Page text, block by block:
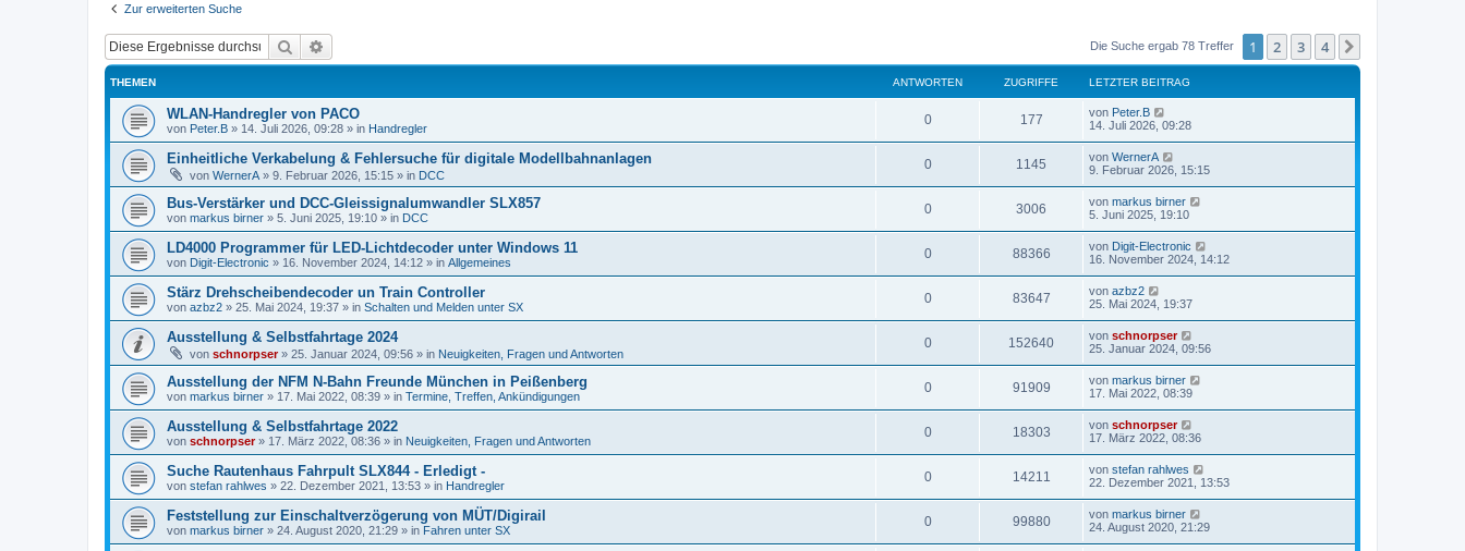
Zur erweiterten Suche
Suche Die Suche ergab 78 Treffer 1 2 3 4
THEMEN ANTWORTEN ZUGRIFFE LETZTER BEITRAG
WLAN-Handregler von PACO
von Peter.B » 14. Juli 2026, 09:28 » in Handregler
0 177 von Peter.B
14. Juli 2026, 09:28
Einheitliche Verkabelung & Fehlersuche für digitale Modellbahnanlagen
von WernerA » 9. Februar 2026, 15:15 » in DCC
0 1145 von WernerA
9. Februar 2026, 15:15
Bus-Verstärker und DCC-Gleissignalumwandler SLX857
von markus birner » 5. Juni 2025, 19:10 » in DCC
0 3006 von markus birner
5. Juni 2025, 19:10
LD4000 Programmer für LED-Lichtdecoder unter Windows 11
von Digit-Electronic » 16. November 2024, 14:12 » in Allgemeines
0 88366 von Digit-Electronic
16. November 2024, 14:12
Stärz Drehscheibendecoder un Train Controller
von azbz2 » 25. Mai 2024, 19:37 » in Schalten und Melden unter SX
0 83647 von azbz2
25. Mai 2024, 19:37
Ausstellung & Selbstfahrtage 2024
von schnorpser» 25. Januar 2024, 09:56 » in Neuigkeiten, Fragen und Antworten
0 152640 von schnorpser
25. Januar 2024, 09:56
Ausstellung der NFM N-Bahn Freunde München in Peißenberg
von markus birner » 17. Mai 2022, 08:39 » in Termine, Treffen, Ankündigungen
0 91909 von markus birner
17. Mai 2022, 08:39
Ausstellung & Selbstfahrtage 2022
von schnorpser» 17. März 2022, 08:36 » in Neuigkeiten, Fragen und Antworten
0 18303 von schnorpser
17. März 2022, 08:36
Suche Rautenhaus Fahrpult SLX844 - Erledigt -
von stefan rahlwes » 22. Dezember 2021, 13:53 » in Handregler
0 14211 von stefan rahlwes
22. Dezember 2021, 13:53
Feststellung zur Einschaltverzögerung von MÜT/Digirail
von markus birner » 24. August 2020, 21:29 » in Fahren unter SX
0 99880 von markus birner
24. August 2020, 21:29